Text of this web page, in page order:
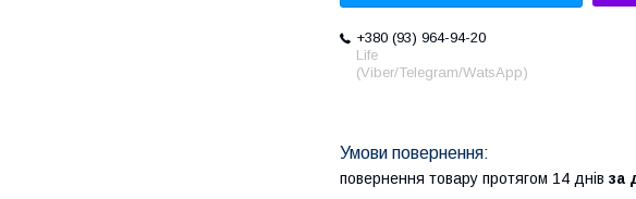
+380 (93) 964-94-20
Life
(Viber/Telegram/WatsApp)
повернення товару протягом 14 днів за